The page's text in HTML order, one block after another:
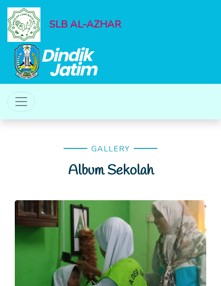
SLB AL-AZHAR
GALLERY
Album Sekolah